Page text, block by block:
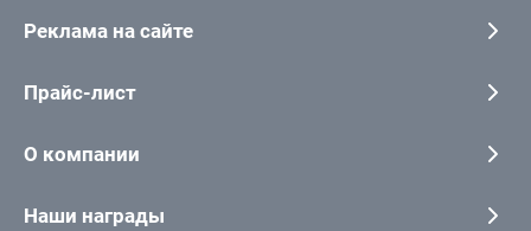
Реклама на сайте
Прайс-лист
О компании
Наши награды